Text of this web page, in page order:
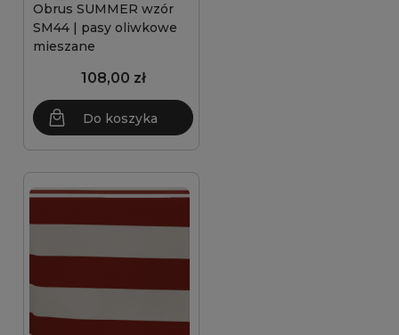
Obrus SUMMER wzór
SM44 | pasy oliwkowe
mieszane
108,00 zł
Do koszyka